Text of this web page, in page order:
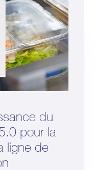
du
pour la
ligne de